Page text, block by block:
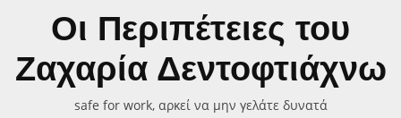
Οι Περιπέτειες του
Ζαχαρία Δεντοφτιάχνω
safe for work, αρκεί να μην γελάτε δυνατά